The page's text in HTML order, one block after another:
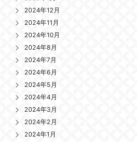
2024年12月
2024年11月
2024年10月
2024年8月
2024年7月
2024年6月
2024年5月
2024年4月
2024年3月
2024年2月
2024年1月